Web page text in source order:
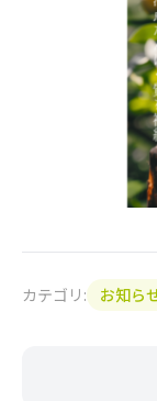
カテゴリ: お知ら